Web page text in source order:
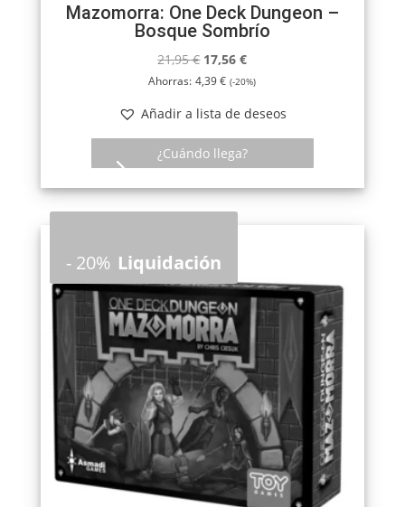
Mazomorra: One Deck Dungeon –
Bosque Sombrío
21,95€ El
precio
era:
21,95 €.
17,56€El
precio
es:
17,56 €.
Ahorras: 4,39€ (-20%)
Añadir a lista de deseos
¿Cuándo llega?
-20% Liquidación